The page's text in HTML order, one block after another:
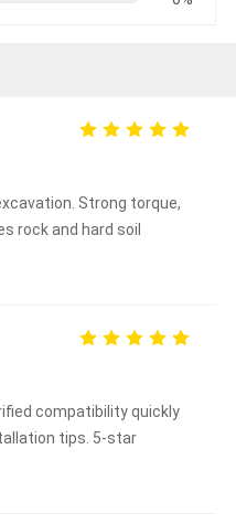
Strong torque,
rock and hard soil
compatibility quickly
tips. 5-star